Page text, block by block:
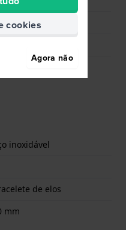
meses
inoxidável
de elos
mm
cookies
Agora não